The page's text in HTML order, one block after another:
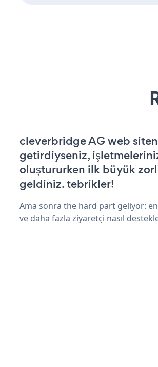
cleverbridge AG web
getirdiyseniz,
oluştururken ilk büyük
geldiniz. tebrikler!
Ama sonra the hard part geliyor:
ve daha fazla ziyaretçi nasıl